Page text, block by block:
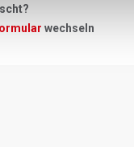
wechseln